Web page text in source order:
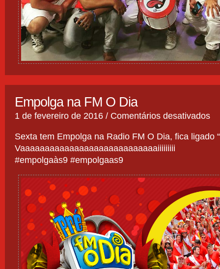
Empolga na FM O Dia
1 de fevereiro de 2016 / Comentários desativados
FM
Sexta tem Empolga na Radio FM O Dia, fica ligado
Vaaaaaaaaaaaaaaaaaaaaaaaaaaaaiiiiiiiii
‪#‎empolgaàs9‬ #empolgaas9